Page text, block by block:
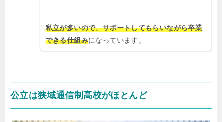
私立が多いので、サポートしてもらいながら卒業
できる仕組みになっています。
公立は狭域通信制高校がほとんど